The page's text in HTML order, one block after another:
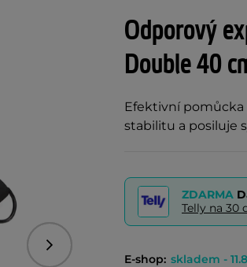
Odporový
Double 40
Efektivní pomůcka
stabilitu a posiluje
Následující
ZDARMA
Telly na 30
E-shop: skladem -